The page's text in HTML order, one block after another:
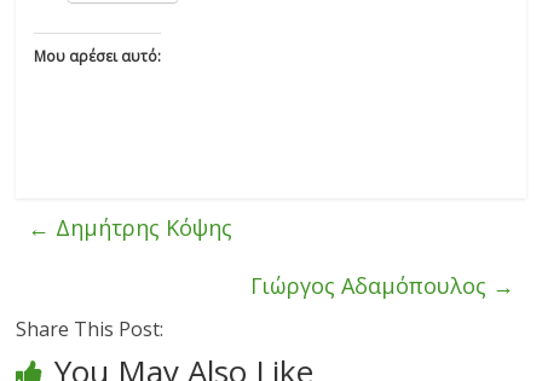
Μου αρέσει αυτό:
← Δημήτρης Κόψης
Γιώργος Αδαμόπουλος →
Share This Post:
You May Also Like